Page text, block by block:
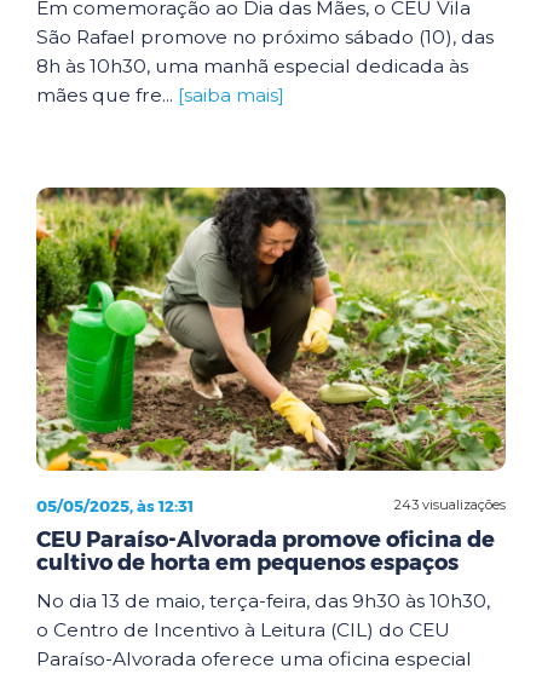
Em comemoração ao Dia das Mães, o CEU Vila
São Rafael promove no próximo sábado (10), das
8h às 10h30, uma manhã especial dedicada às
mães que fre... [saiba mais]
243 visualizações
05/05/2025, às 12:31
CEU Paraíso-Alvorada promove oficina de
cultivo de horta em pequenos espaços
No dia 13 de maio, terça-feira, das 9h30 às 10h30,
o Centro de Incentivo à Leitura (CIL) do CEU
Paraíso-Alvorada oferece uma oficina especial